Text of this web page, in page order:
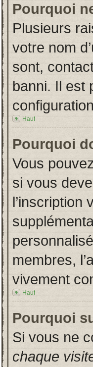
Pourquoi
Plusieurs
votre nom
sont,
banni. Il est
Haut
Pourquoi
Vous
si vous
l’inscription
membres,
vivement
Haut
Pourquoi
Si vous ne
chaque